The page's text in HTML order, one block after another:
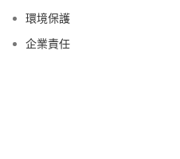
環境保護
企業責任